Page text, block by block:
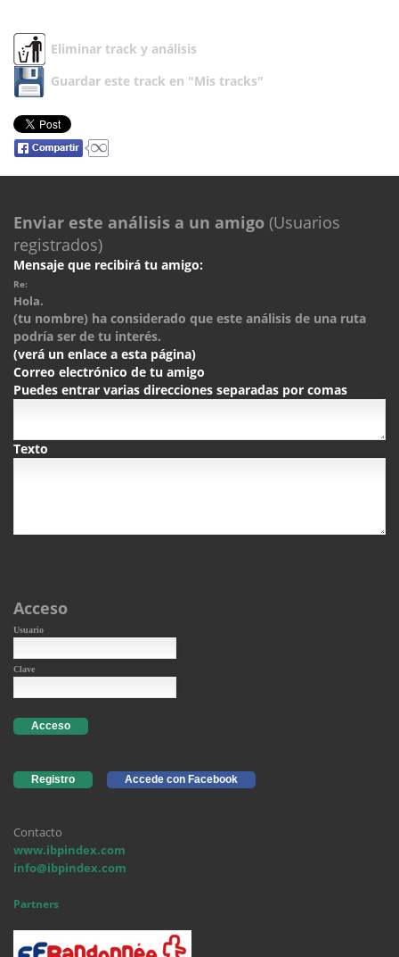
Eliminar track y análisis
Guardar este track en "Mis tracks"
Enviar este análisis a un amigo (Usuarios
registrados)
Mensaje que recibirá tu amigo:
Re:
Hola.
(tu nombre) ha considerado que este análisis de una ruta
podría ser de tu interés.
(verá un enlace a esta página)
Correo electrónico de tu amigo
Puedes entrar varias direcciones separadas por comas
Texto
Acceso
Usuario
Clave
Acceso
Registro Accede con Facebook
Contacto
www.ibpindex.com
info@ibpindex.com
Partners